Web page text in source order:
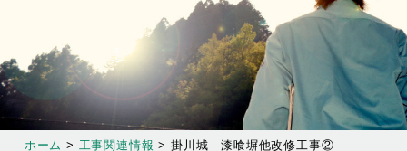
ホーム > 工事関連情報 > 掛川城 漆喰塀他改修工事②